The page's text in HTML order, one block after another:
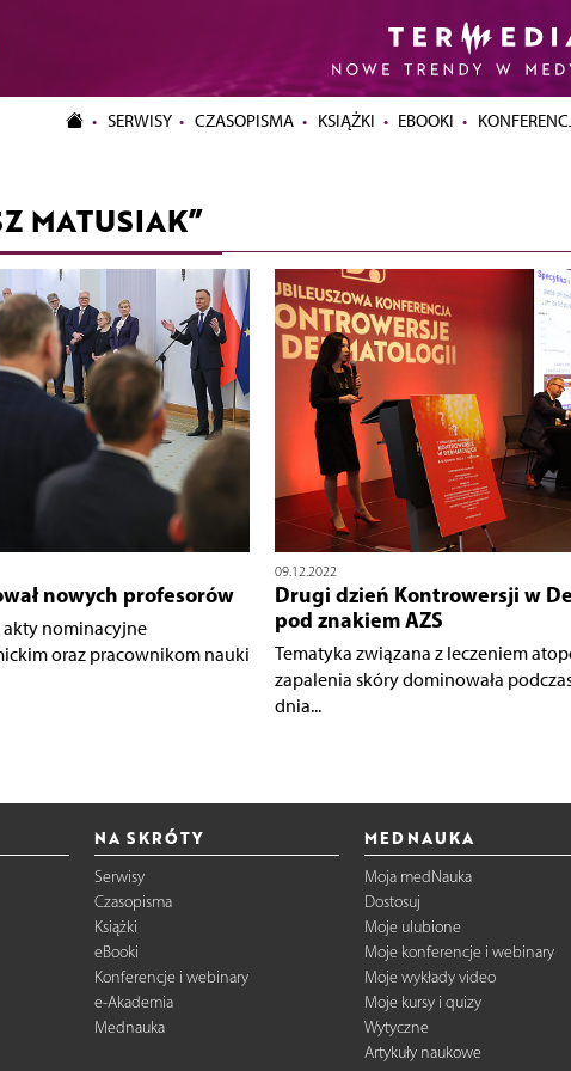
SERWISY CZASOPISMA KSIĄŻKI EBOOKI
MATUSIAK”
nowych profesorów
akty nominacyjne
oraz pracownikom nauki
09.12.2022
Drugi dzień Kontrowersji w
pod znakiem AZS
Tematyka związana z leczeniem
zapalenia skóry dominowała
dnia...
NA SKRÓTY
Serwisy
Czasopisma
Książki
eBooki
Konferencje i webinary
e-Akademia
Mednauka
MEDNAUKA
Moja medNauka
Dostosuj
Moje ulubione
Moje konferencje i webinary
Moje wykłady video
Moje kursy i quizy
Wytyczne
Artykuły naukowe